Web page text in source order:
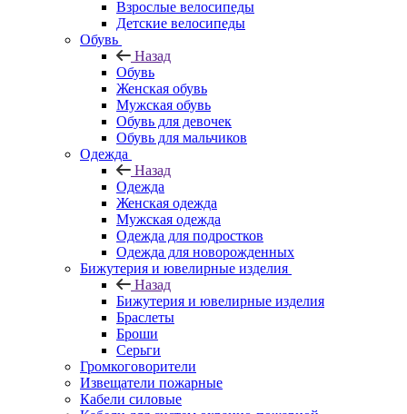
Взрослые велосипеды
Детские велосипеды
Обувь
Назад
Обувь
Женская обувь
Мужская обувь
Обувь для девочек
Обувь для мальчиков
Одежда
Назад
Одежда
Женская одежда
Мужская одежда
Одежда для подростков
Одежда для новорожденных
Бижутерия и ювелирные изделия
Назад
Бижутерия и ювелирные изделия
Браслеты
Броши
Серьги
Громкоговорители
Извещатели пожарные
Кабели силовые